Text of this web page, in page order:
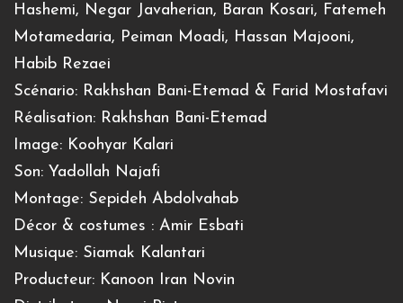
Hashemi, Negar Javaherian, Baran Kosari, Fatemeh
Motamedaria, Peiman Moadi, Hassan Majooni,
Habib Rezaei
Scénario: Rakhshan Bani-Etemad & Farid Mostafavi
Réalisation: Rakhshan Bani-Etemad
Image: Koohyar Kalari
Son: Yadollah Najafi
Montage: Sepideh Abdolvahab
Décor & costumes : Amir Esbati
Musique: Siamak Kalantari
Producteur: Kanoon Iran Novin